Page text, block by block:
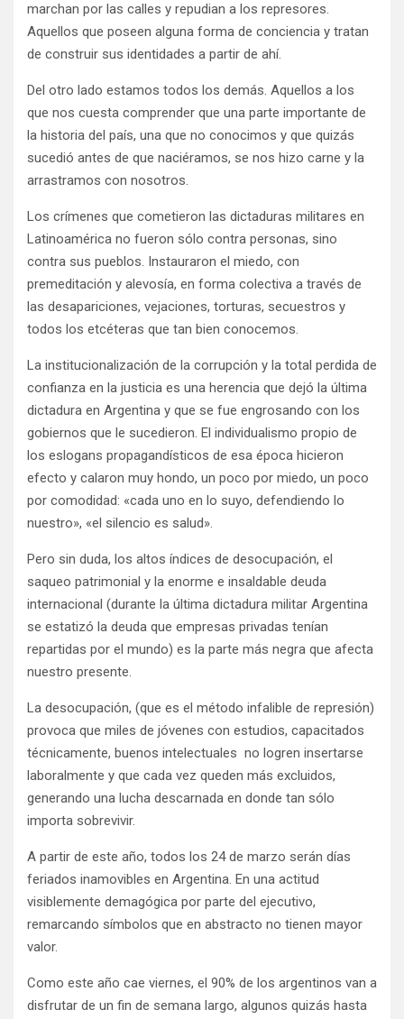
marchan por las calles y repudian a los represores.
Aquellos que poseen alguna forma de conciencia y tratan
de construir sus identidades a partir de ahí.
Del otro lado estamos todos los demás. Aquellos a los
que nos cuesta comprender que una parte importante de
la historia del país, una que no conocimos y que quizás
sucedió antes de que naciéramos, se nos hizo carne y la
arrastramos con nosotros.
Los crímenes que cometieron las dictaduras militares en
Latinoamérica no fueron sólo contra personas, sino
contra sus pueblos. Instauraron el miedo, con
premeditación y alevosía, en forma colectiva a través de
las desapariciones, vejaciones, torturas, secuestros y
todos los etcéteras que tan bien conocemos.
La institucionalización de la corrupción y la total perdida de
confianza en la justicia es una herencia que dejó la última
dictadura en Argentina y que se fue engrosando con los
gobiernos que le sucedieron. El individualismo propio de
los eslogans propagandísticos de esa época hicieron
efecto y calaron muy hondo, un poco por miedo, un poco
por comodidad: «cada uno en lo suyo, defendiendo lo
nuestro», «el silencio es salud».
Pero sin duda, los altos índices de desocupación, el
saqueo patrimonial y la enorme e insaldable deuda
internacional (durante la última dictadura militar Argentina
se estatizó la deuda que empresas privadas tenían
repartidas por el mundo) es la parte más negra que afecta
nuestro presente.
La desocupación, (que es el método infalible de represión)
provoca que miles de jóvenes con estudios, capacitados
técnicamente, buenos intelectuales no logren insertarse
laboralmente y que cada vez queden más excluidos,
generando una lucha descarnada en donde tan sólo
importa sobrevivir.
A partir de este año, todos los 24 de marzo serán días
feriados inamovibles en Argentina. En una actitud
visiblemente demagógica por parte del ejecutivo,
remarcando símbolos que en abstracto no tienen mayor
valor.
Como este año cae viernes, el 90% de los argentinos van a
disfrutar de un fin de semana largo, algunos quizás hasta